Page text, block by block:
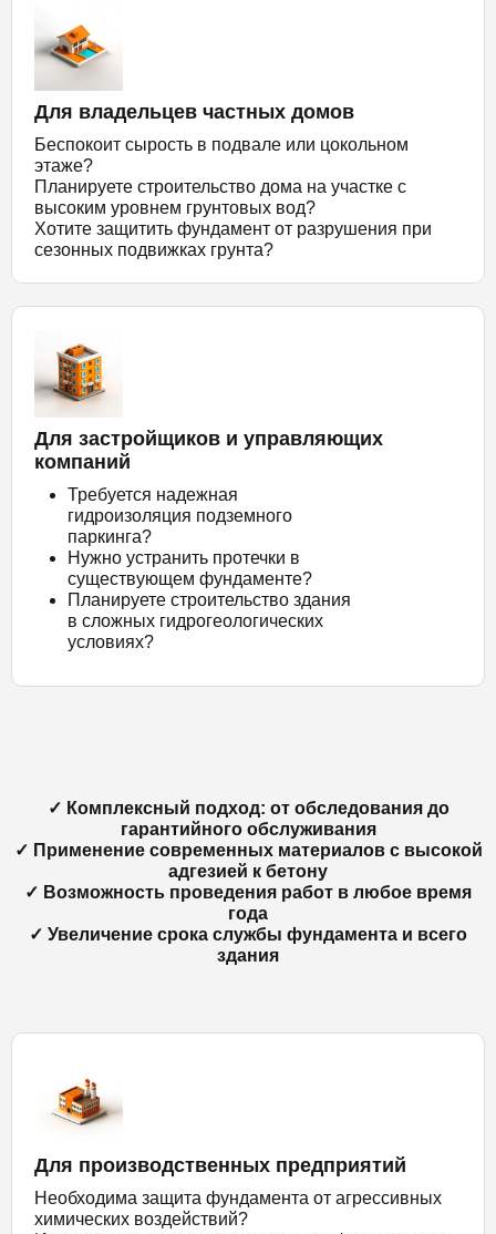
Для владельцев частных домов
Беспокоит сырость в подвале или цокольном
этаже?
Планируете строительство дома на участке с
высоким уровнем грунтовых вод?
Хотите защитить фундамент от разрушения при
сезонных подвижках грунта?
Для застройщиков и управляющих
компаний
Требуется надежная
гидроизоляция подземного
паркинга?
Нужно устранить протечки в
существующем фундаменте?
Планируете строительство здания
в сложных гидрогеологических
условиях?
✓ Комплексный подход: от обследования до
гарантийного обслуживания
✓ Применение современных материалов с высокой
адгезией к бетону
✓ Возможность проведения работ в любое время
года
✓ Увеличение срока службы фундамента и всего
здания
Для производственных предприятий
Необходима защита фундамента от агрессивных
химических воздействий?